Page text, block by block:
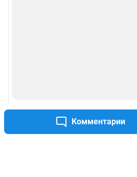
Комментарии